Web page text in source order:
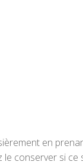
en
conserver si ce